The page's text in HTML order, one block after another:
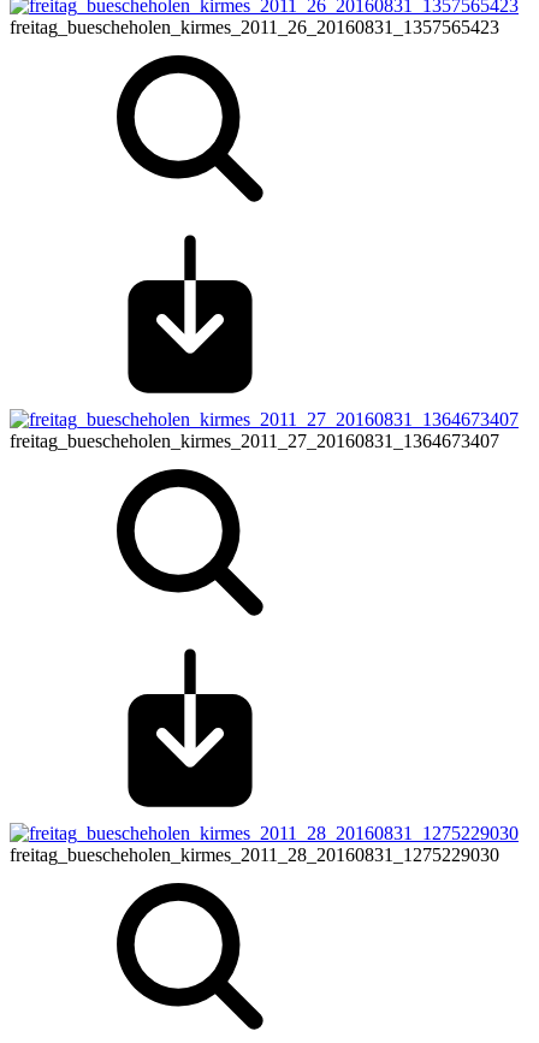
freitag_buescheholen_kirmes_2011_26_20160831_1357565423
freitag_buescheholen_kirmes_2011_27_20160831_1364673407
freitag_buescheholen_kirmes_2011_28_20160831_1275229030